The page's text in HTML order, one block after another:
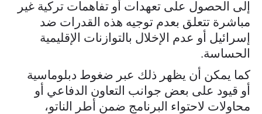
إلى الحصول على تعهدات أو تفاهمات تركية غير
مباشرة تتعلق بعدم توجيه هذه القدرات ضد
إسرائيل أو عدم الإخلال بالتوازنات الإقليمية
الحساسة.
كما يمكن أن يظهر ذلك عبر ضغوط دبلوماسية
أو قيود على بعض جوانب التعاون الدفاعي أو
محاولات لاحتواء البرنامج ضمن أطر الناتو،